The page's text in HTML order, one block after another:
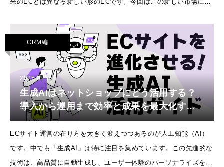
来のECとは異なる新しい形のECです。今回はこの新しい市場に参
か、詳しくご紹介します。
CRM編
2025.01.17
生成AIはネットショップにどう活用する？
導入から運用まで効率と成果を最大化する
生成AI活用ガイド！
ECサイト運営の在り方を大きく変えつつあるのが人工知能（AI）
です。中でも「生成AI」は特に注目を集めています。この先進的な
技術は、高品質に自動生成し、ユーザー体験のパーソナライズを可